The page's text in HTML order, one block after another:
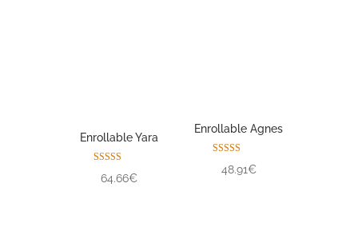
Enrollable Yara
5.00
64.66€
Enrollable Agnes
5.00
48.91€